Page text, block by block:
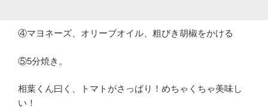
④マヨネーズ、オリーブオイル、粗びき胡椒をかける
⑤5分焼き。
相葉くん曰く、トマトがさっぱり！めちゃくちゃ美味し
い！